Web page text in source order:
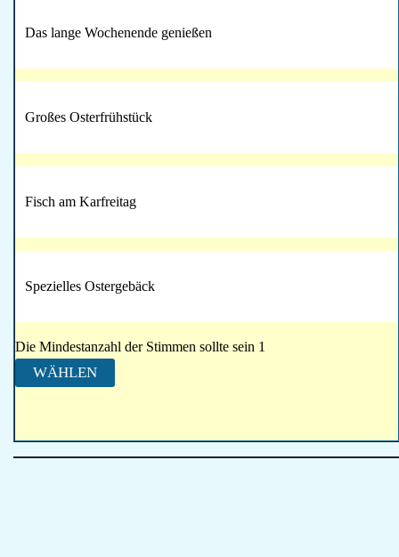
Das lange Wochenende genießen
Großes Osterfrühstück
Fisch am Karfreitag
Spezielles Ostergebäck
Die Mindestanzahl der Stimmen sollte sein 1